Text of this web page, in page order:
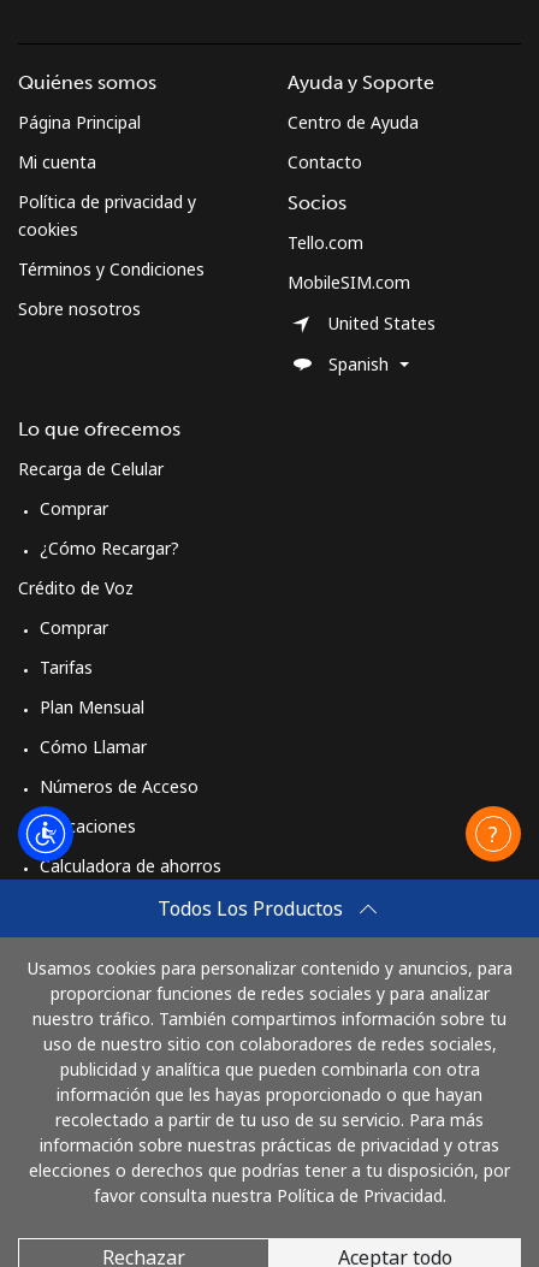
Todos Los Productos
Usamos cookies para personalizar contenido y anuncios, para
proporcionar funciones de redes sociales y para analizar
nuestro tráfico. También compartimos información sobre tu
uso de nuestro sitio con colaboradores de redes sociales,
publicidad y analítica que pueden combinarla con otra
información que les hayas proporcionado o que hayan
recolectado a partir de tu uso de su servicio. Para más
información sobre nuestras prácticas de privacidad y otras
elecciones o derechos que podrías tener a tu disposición, por
favor consulta nuestra Política de Privacidad.
Rechazar Aceptar todo
Quiénes somos
Página Principal
Mi cuenta
Política de privacidad y
cookies
Términos y Condiciones
Sobre nosotros
Lo que ofrecemos
Recarga de Celular
Comprar
¿Cómo Recargar?
Crédito de Voz
Comprar
Tarifas
Plan Mensual
Cómo Llamar
Números de Acceso
Aplicaciones
Calculadora de ahorros
Comprar
Cómo funciona
Ayuda y Soporte
Centro de Ayuda
Contacto
Socios
Tello.com
MobileSIM.com
United States
Spanish
Paga con
© 2026 LlamaGuatemala